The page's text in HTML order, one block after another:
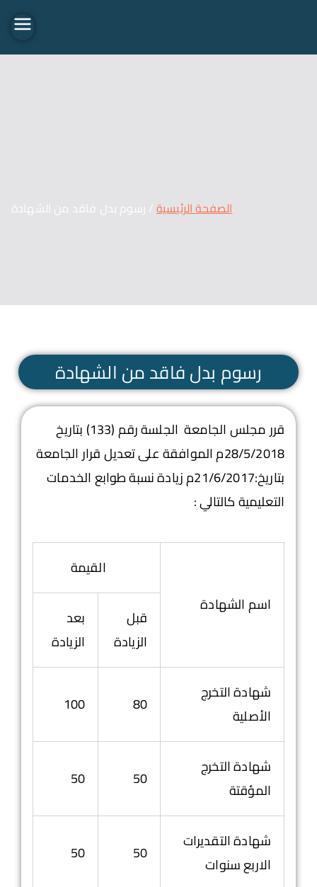
Travel 02
الصفحة الرئيسية رسوم بدل فاقد من الشهادة
رسوم بدل فاقد من الشهادة
قرر مجلس الجامعة الجلسة رقم (133) بتاريخ
28/5/2018م الموافقة على تعديل قرار الجامعة
بتاريخ:21/6/2017م زيادة نسبة طوابع الخدمات
التعليمية كالتالي :
اسم الشهادة
القيمة
قبل
الزيادة
بعد
الزيادة
شهادة التخرج
الأصلية
80
100
شهادة التخرج
المؤقتة
50
50
شهادة التقديرات
الاربع سنوات
50
50